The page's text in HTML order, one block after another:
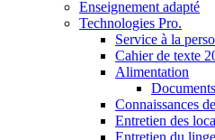
Enseignement adapté
Technologies Pro.
Service à la
Cahier de texte
Alimentation
Connaissances
Entretien des
Entretien du linge